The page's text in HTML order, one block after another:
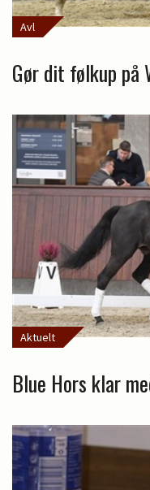
Avl
Gør dit følkup på
Aktuelt
Blue Hors klar